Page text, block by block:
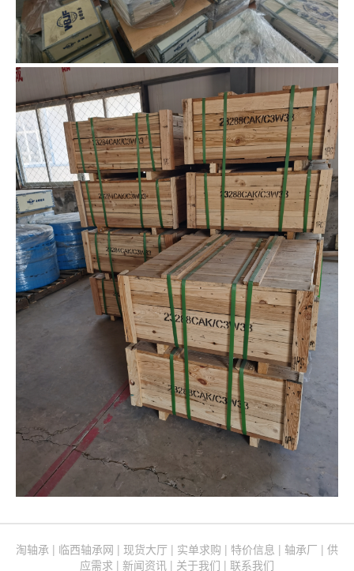
淘轴承 (current)
| 临西轴承网 | 现货大厅 | 实单求购 | 特价信息 | 轴承厂 | 供
应需求 | 新闻资讯 | 关于我们 | 联系我们